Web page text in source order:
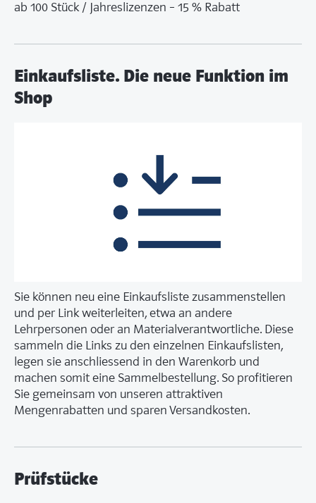
ab 100 Stück / Jahreslizenzen – 15 % Rabatt
Einkaufsliste. Die neue Funktion im
Shop
Sie können neu eine Einkaufsliste zusammenstellen
und per Link weiterleiten, etwa an andere
Lehrpersonen oder an Materialverantwortliche. Diese
sammeln die Links zu den einzelnen Einkaufslisten,
legen sie anschliessend in den Warenkorb und
machen somit eine Sammelbestellung. So profitieren
Sie gemeinsam von unseren attraktiven
Mengenrabatten und sparen Versandkosten.
Prüfstücke